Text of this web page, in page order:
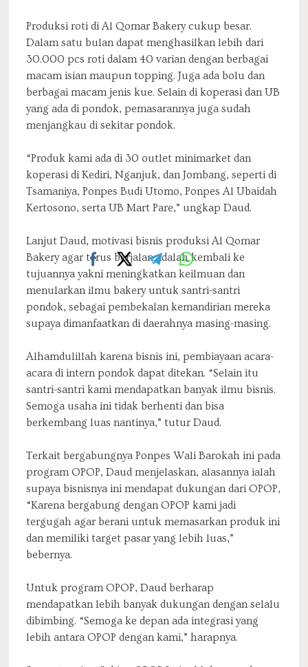
Produksi roti di Al Qomar Bakery cukup besar.
Dalam satu bulan dapat menghasilkan lebih dari
30.000 pcs roti dalam 40 varian dengan berbagai
macam isian maupun topping. Juga ada bolu dan
berbagai macam jenis kue. Selain di koperasi dan UB
yang ada di pondok, pemasarannya juga sudah
menjangkau di sekitar pondok.
“Produk kami ada di 30 outlet minimarket dan
koperasi di Kediri, Nganjuk, dan Jombang, seperti di
Tsamaniya, Ponpes Budi Utomo, Ponpes Al Ubaidah
Kertosono, serta UB Mart Pare,” ungkap Daud.
Lanjut Daud, motivasi bisnis produksi Al Qomar
Bakery agar terus berjalan adalah kembali ke
tujuannya yakni meningkatkan keilmuan dan
menularkan ilmu bakery untuk santri-santri
pondok, sebagai pembekalan kemandirian mereka
supaya dimanfaatkan di daerahnya masing-masing.
Alhamdulillah karena bisnis ini, pembiayaan acara-
acara di intern pondok dapat ditekan. “Selain itu
santri-santri kami mendapatkan banyak ilmu bisnis.
Semoga usaha ini tidak berhenti dan bisa
berkembang luas nantinya,” tutur Daud.
Terkait bergabungnya Ponpes Wali Barokah ini pada
program OPOP, Daud menjelaskan, alasannya ialah
supaya bisnisnya ini mendapat dukungan dari OPOP,
“Karena bergabung dengan OPOP kami jadi
tergugah agar berani untuk memasarkan produk ini
dan memiliki target pasar yang lebih luas,”
bebernya.
Untuk program OPOP, Daud berharap
mendapatkan lebih banyak dukungan dengan selalu
dibimbing. “Semoga ke depan ada integrasi yang
lebih antara OPOP dengan kami,” harapnya.